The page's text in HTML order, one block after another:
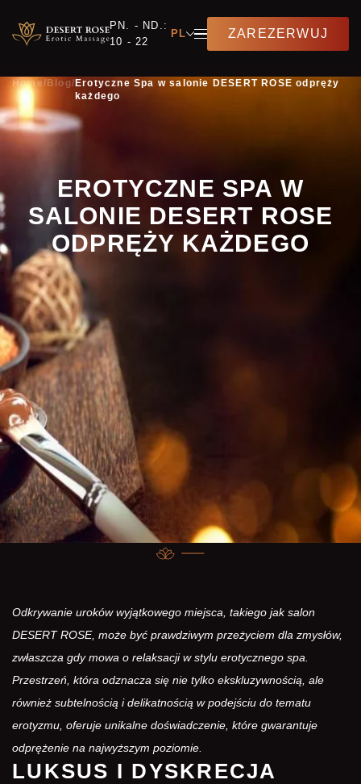
PN. - ND.:
10 - 22
PL ZAREZERWUJ
Home/ Blog/ Erotyczne Spa w salonie DESERT ROSE odpręży
każdego
EROTYCZNE SPA W
SALONIE DESERT ROSE
ODPRĘŻY KAŻDEGO
Odkrywanie uroków wyjątkowego miejsca, takiego jak salon
DESERT ROSE, może być prawdziwym przeżyciem dla zmysłów,
zwłaszcza gdy mowa o relaksacji w stylu erotycznego spa.
Przestrzeń, która odznacza się nie tylko ekskluzywnością, ale
również subtelnością i delikatnością w podejściu do tematu
erotyzmu, oferuje unikalne doświadczenie, które gwarantuje
odprężenie na najwyższym poziomie.
LUKSUS I DYSKRECJA